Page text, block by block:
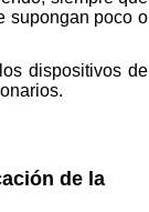
supongan poco o
dispositivos de
de la